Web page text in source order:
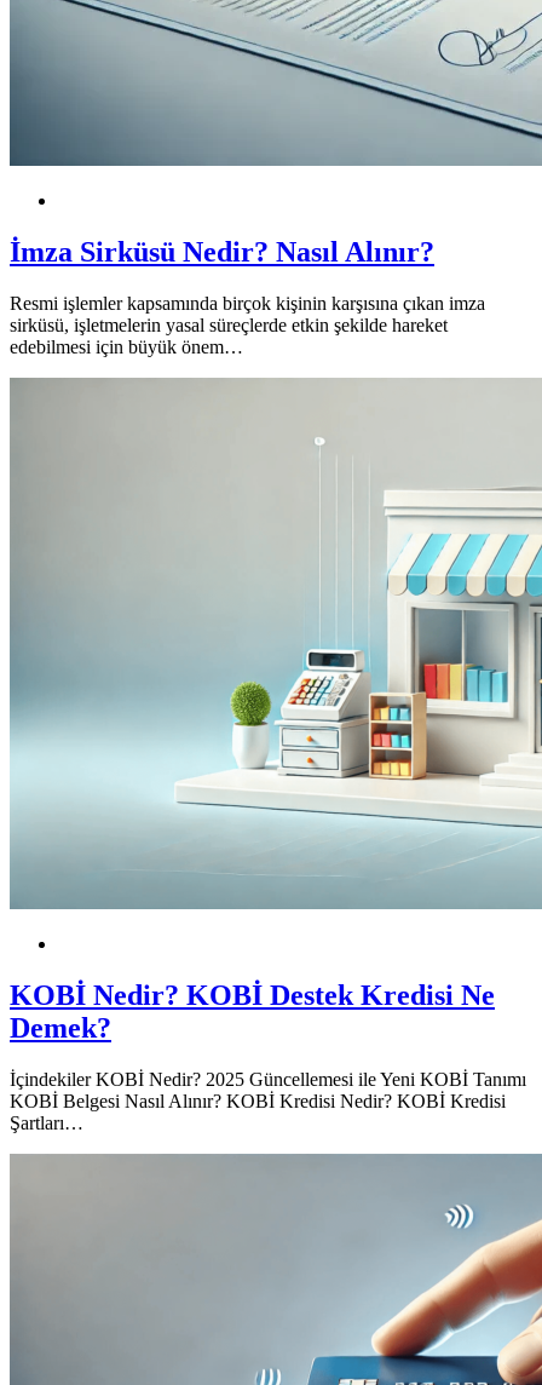
İmza Sirküsü Nedir? Nasıl Alınır?
Resmi işlemler kapsamında birçok kişinin karşısına çıkan imza
sirküsü, işletmelerin yasal süreçlerde etkin şekilde hareket
edebilmesi için büyük önem…
KOBİ Nedir? KOBİ Destek Kredisi Ne
Demek?
İçindekiler KOBİ Nedir? 2025 Güncellemesi ile Yeni KOBİ Tanımı
KOBİ Belgesi Nasıl Alınır? KOBİ Kredisi Nedir? KOBİ Kredisi
Şartları…